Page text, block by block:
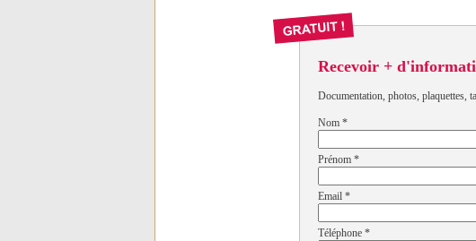
Recevoir +
Documentation, photos, plaquettes,
Nom *
Prénom *
Email *
Téléphone *